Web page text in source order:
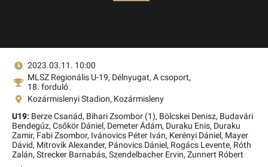
2023.03.11. 10:00
MLSZ Regionális U-19, Délnyugat, A csoport,
18. forduló
Kozármislenyi Stadion, Kozármisleny
U19: Berze Csanád, Bihari Zsombor (1), Bölcskei Denisz, Budavári
Bendegúz, Csőkör Dániel, Demeter Ádám, Duraku Enis, Duraku
Zamir, Fabi Zsombor, Ivánovics Péter Iván, Kerényi Dániel, Mayer
Dávid, Mitrovik Alexander, Pánovics Dániel, Rogács Levente, Róth
Zalán, Strecker Barnabás, Szendelbacher Ervin, Zunnert Róbert